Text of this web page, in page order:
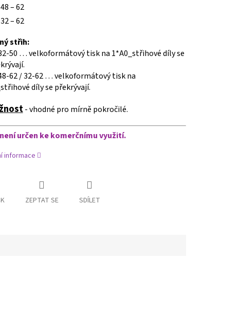
48 – 62
32 – 62
střih:
50 … velkoformátový tisk na 1*A0_střihové díly se
62 / 32-62 … velkoformátový tisk na
díly se překrývají.
- vhodné pro mírně pokročilé.
určen ke komerčnímu využití.
informace
ZEPTAT SE SDÍLET